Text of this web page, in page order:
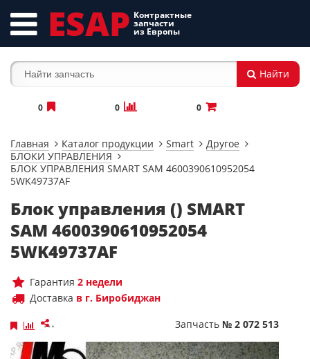
ESAP Контрактные
запчасти
из Европы
Найти
0 0 0
Главная Каталог продукции Smart
Другое
БЛОКИ УПРАВЛЕНИЯ
БЛОК УПРАВЛЕНИЯ SMART SAM 4600390610952054
5WK49737AF
Блок управления () SMART
SAM 4600390610952054
5WK49737AF
Гарантия 2 недели
Доставка в г. Биробиджан
Запчасть № 2 072 513